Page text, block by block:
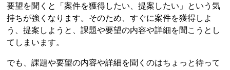
要望を聞くと「案件を獲得したい、提案したい」という気
持ちが強くなります。そのため、すぐに案件を獲得しよ
う、提案しようと、課題や要望の内容や詳細を聞こうとし
てしまいます。
でも、課題や要望の内容や詳細を聞くのはちょっと待って